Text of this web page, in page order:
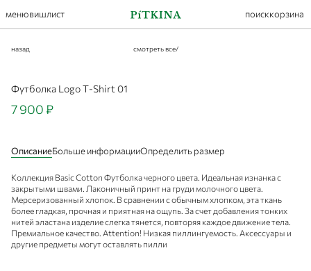
менювишлист поисккорзина
назад смотреть все/
Футболка Logo T-Shirt 01
7 900 ₽
ОписаниеБольше информацииОпределить размер
Коллекция Basic Cotton Футболка черного цвета. Идеальная изнанка с
закрытыми швами. Лаконичный принт на груди молочного цвета.
Мерсеризованный хлопок. В сравнении с обычным хлопком, эта ткань
более гладкая, прочная и приятная на ощупь. За счет добавления тонких
нитей эластана изделие слегка тянется, повторяя каждое движение тела.
Премиальное качество. Attention! Низкая пиллингуемость. Аксессуары и
другие предметы могут оставлять пилли